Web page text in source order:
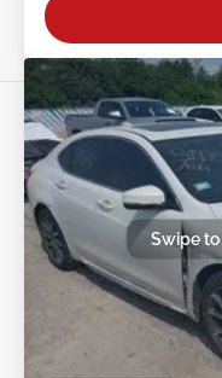
Swipe